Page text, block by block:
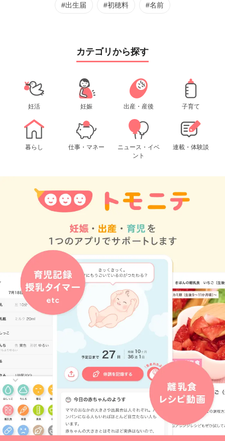
#出生届 #初穂料 #名前
カテゴリから探す
妊活 妊娠 出産・産後 子育て
暮らし 仕事・マネー
ニュース・イベ
ント
連載・体験談